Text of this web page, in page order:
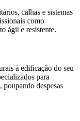
calhas e sistemas
como
ágil e resistente.
à edificação do seu
para
despesas